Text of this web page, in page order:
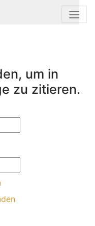
um in
zu zitieren.